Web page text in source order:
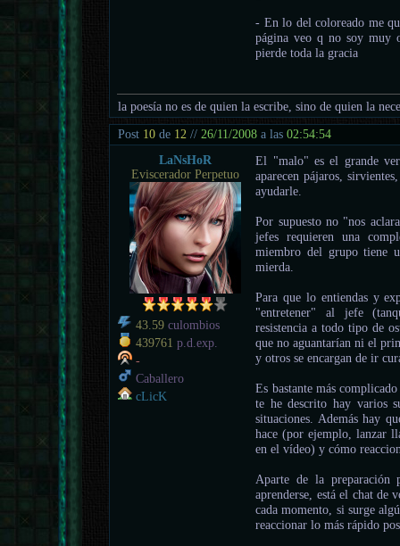
- En lo del coloreado me
página veo q no soy
pierde toda la gracia
la poesía no es de quien la escribe, sino de quien la
Post 10 de 12 // 26/11/2008 a las02:54:54
LaNsHoR
Eviscerador Perpetuo
43.59 culombios
439761 p.d.exp.
-
Caballero
cLicK
El "malo" es el grande
aparecen pájaros,
ayudarle.
Por supuesto no "nos
jefes requieren una
miembro del grupo tiene
mierda.
Para que lo entiendas y
"entretener" al jefe
resistencia a todo tipo de
que no aguantarían ni el
y otros se encargan de ir
Es bastante más
te he descrito hay varios
situaciones. Además hay
hace (por ejemplo, lanzar
en el vídeo) y cómo
Aparte de la preparación
aprenderse, está el chat de
cada momento, si surge
reaccionar lo más rápido